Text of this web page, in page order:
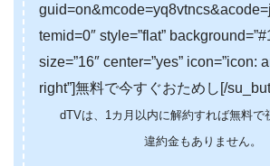
temid=0″ style=”flat”
size=”16″ center=”yes” icon=”icon:
right”]無料で今すぐおためし[/
dTVは、1カ月以内に解約すれば無料で
違約金もありません。